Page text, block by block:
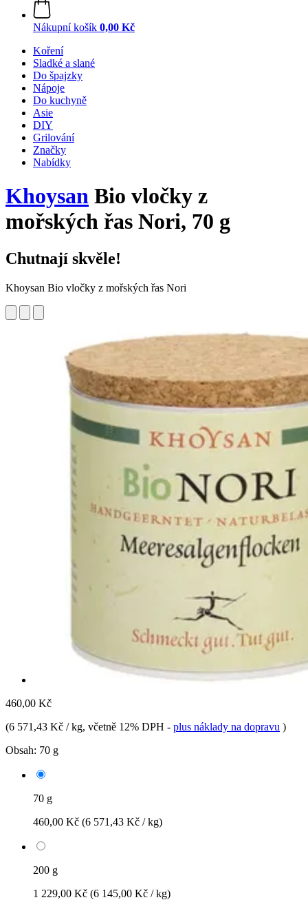
Nákupní košík 0,00 Kč
Koření
Sladké a slané
Do špajzky
Nápoje
Do kuchyně
Asie
DIY
Grilování
Značky
Nabídky
Khoysan Bio vločky z
mořských řas Nori, 70 g
Chutnají skvěle!
Khoysan Bio vločky z mořských řas Nori
460,00 Kč
(6 571,43 Kč / kg, včetně 12% DPH - plus náklady na dopravu )
Obsah: 70 g
70 g
460,00 Kč (6 571,43 Kč / kg)
200 g
1 229,00 Kč (6 145,00 Kč / kg)